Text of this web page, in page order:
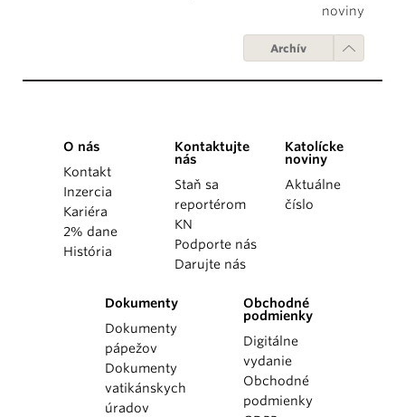
noviny
Archív
O nás
Kontakt
Inzercia
Kariéra
2% dane
História
Kontaktujte
nás
Staň sa
reportérom
KN
Podporte nás
Darujte nás
Katolícke
noviny
Aktuálne
číslo
Dokumenty
Dokumenty
pápežov
Dokumenty
vatikánskych
úradov
Obchodné
podmienky
Digitálne
vydanie
Obchodné
podmienky